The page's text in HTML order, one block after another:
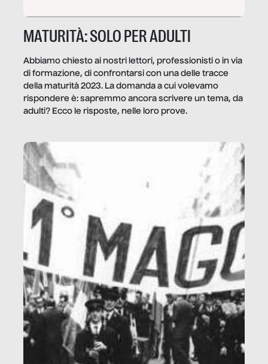
MATURITÀ: SOLO PER ADULTI
Abbiamo chiesto ai nostri lettori, professionisti o in via
di formazione, di confrontarsi con una delle tracce
della maturità 2023. La domanda a cui volevamo
rispondere è: sapremmo ancora scrivere un tema, da
adulti? Ecco le risposte, nelle loro prove.